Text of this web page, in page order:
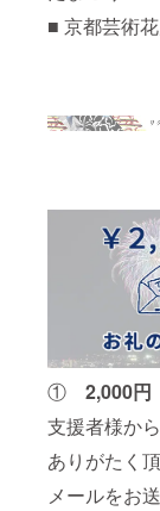
■ 京都芸術
① 2,000円
支援者様か
ありがたく
メールをお